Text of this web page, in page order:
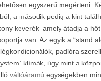
egyszerű megérteni.
a második pedig a kint
keverék, amely átadja a
van. Az egyik a “stand
padlóra
klímák, úgy mint a
váltóáramú egységekben